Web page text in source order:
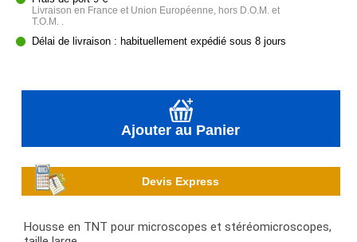
Livraison en France et Union Européenne, hors D.O.M. et
T.O.M. .
Délai de livraison : habituellement expédié sous 8 jours
Ajouter au Panier
Devis Express
Housse en TNT pour microscopes et stéréomicroscopes,